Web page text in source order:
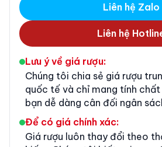
Liên hệ Zalo
Liên hệ
Lưu ý về giá rượu:
Chúng tôi chia sẻ giá rượu
quốc tế và chỉ mang tính
bạn dễ dàng cân đối ngân
Để có giá chính xác:
Giá rượu luôn thay đổi theo